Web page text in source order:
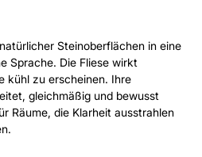
Steinoberflächen in eine
Sprache. Die Fliese wirkt
kühl zu erscheinen. Ihre
gleichmäßig und bewusst
Räume, die Klarheit ausstrahlen